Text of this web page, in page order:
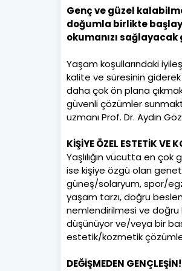
Genç ve güzel
doğumla birlikte
okumanızı
Yaşam koşullarındaki
kalite ve süresinin
daha çok ön plana
güvenli çözümler
uzmanı Prof. Dr. Aydın
KİŞİYE ÖZEL ESTETİK VE
Yaşlılığın vücutta en
ise kişiye özgü olan
güneş/solaryum, spor/
yaşam tarzı, doğru
nemlendirilmesi ve doğru
düşünüyor ve/veya bir
estetik/kozmetik
DEĞİŞMEDEN GENÇLEŞİN!